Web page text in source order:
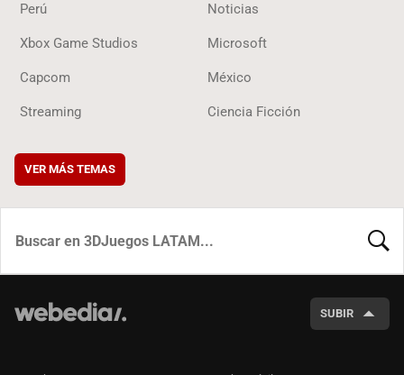
Perú Noticias
Xbox Game Studios Microsoft
Capcom México
Streaming Ciencia Ficción
VER MÁS TEMAS
SUBIR